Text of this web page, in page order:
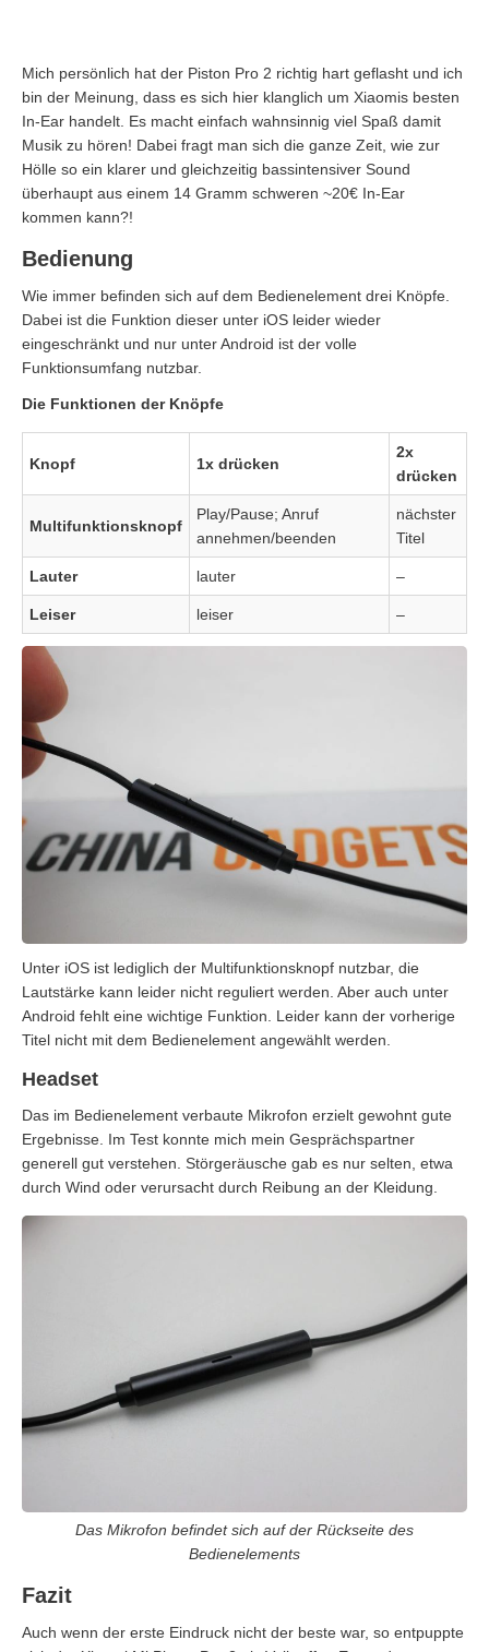
Mich persönlich hat der Piston Pro 2 richtig hart geflasht und ich
bin der Meinung, dass es sich hier klanglich um Xiaomis besten
In-Ear handelt. Es macht einfach wahnsinnig viel Spaß damit
Musik zu hören! Dabei fragt man sich die ganze Zeit, wie zur
Hölle so ein klarer und gleichzeitig bassintensiver Sound
überhaupt aus einem 14 Gramm schweren ~20€ In-Ear
kommen kann?!
Bedienung
Wie immer befinden sich auf dem Bedienelement drei Knöpfe.
Dabei ist die Funktion dieser unter iOS leider wieder
eingeschränkt und nur unter Android ist der volle
Funktionsumfang nutzbar.
Die Funktionen der Knöpfe
Knopf 1x drücken
2x
drücken
Multifunktionsknopf
Play/Pause; Anruf
annehmen/beenden
nächster
Titel
Lauter lauter –
Leiser leiser –
Unter iOS ist lediglich der Multifunktionsknopf nutzbar, die
Lautstärke kann leider nicht reguliert werden. Aber auch unter
Android fehlt eine wichtige Funktion. Leider kann der vorherige
Titel nicht mit dem Bedienelement angewählt werden.
Headset
Das im Bedienelement verbaute Mikrofon erzielt gewohnt gute
Ergebnisse. Im Test konnte mich mein Gesprächspartner
generell gut verstehen. Störgeräusche gab es nur selten, etwa
durch Wind oder verursacht durch Reibung an der Kleidung.
Das Mikrofon befindet sich auf der Rückseite des
Bedienelements
Fazit
Auch wenn der erste Eindruck nicht der beste war, so entpuppte